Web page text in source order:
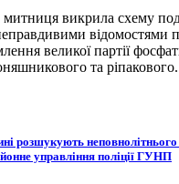
викрила схему
відомостями
великої партії
та ріпакового.
розшукують неповнолітнього
управління поліції ГУНП